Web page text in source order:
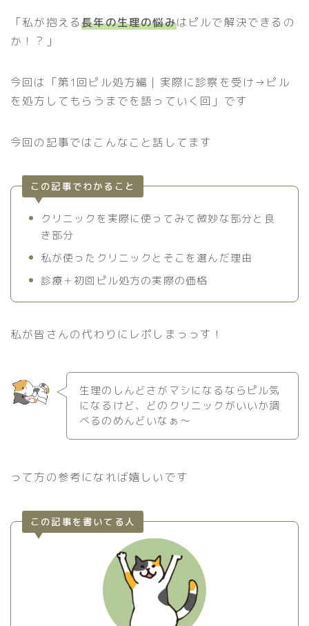
「私が抱える長年の生理の悩みはピルで解決できるの
か！？」
今回は「第1回ピル処方編｜実際に診察を受け→ピル
を処方してもらうまでを語っていく回」です
今回の記事ではこんなこと話してます
この記事でわかること
クリニックを実際に使ってみて微妙な部分と良
き部分
私が使ったクリニックとそこを選んだ理由
診療＋初回ピル処方の実際の価格
私が皆さんの代わりにレポしまっっす！
生理のしんどさがマシになるならピル気
になるけど、どのクリニックがいいか調
べるのめんどいなぁ〜
って方の参考になれば嬉しいです
この記事を書いてる人